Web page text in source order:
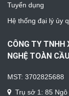
Tuyển dụng
Hệ thống đại lý ủy
CÔNG TY TNHH
NGHỆ TOÀN CẦU
MST: 3702825688
Trụ sở 1: 85